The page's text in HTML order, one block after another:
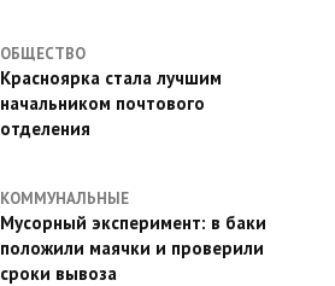
ОБЩЕСТВО
Красноярка стала лучшим
начальником почтового
отделения
КОММУНАЛЬНЫЕ
Мусорный эксперимент: в баки
положили маячки и проверили
сроки вывоза